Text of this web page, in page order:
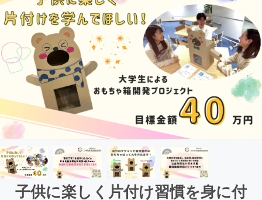
子供に楽しく片付け習慣を身に付